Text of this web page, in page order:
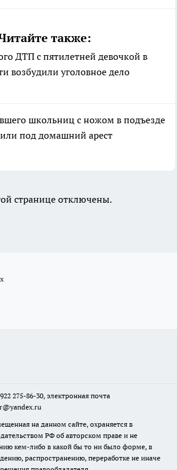
также:
ДТП с пятилетней девочкой в
возбудили уголовное дело
школьниц с ножом в подъезде
под домашний арест
странице отключены.
275-86-30, электронная почта
на данном сайте, охраняется в
РФ об авторском праве и не
кем-либо в какой бы то ни было форме, в
распространению, переработке не иначе